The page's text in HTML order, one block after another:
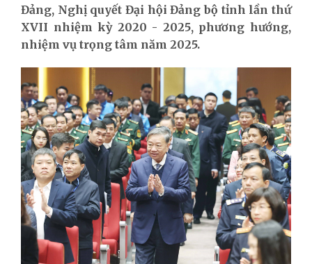
Đảng, Nghị quyết Đại hội Đảng bộ tỉnh lần thứ
XVII nhiệm kỳ 2020 - 2025, phương hướng,
nhiệm vụ trọng tâm năm 2025.